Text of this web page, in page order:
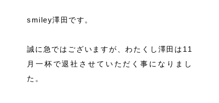
smiley澤田です。
誠に急ではございますが、わたくし澤田は11
月一杯で退社させていただく事になりまし
た。